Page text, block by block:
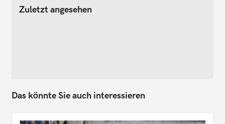
Zuletzt angesehen
Das könnte Sie auch interessieren